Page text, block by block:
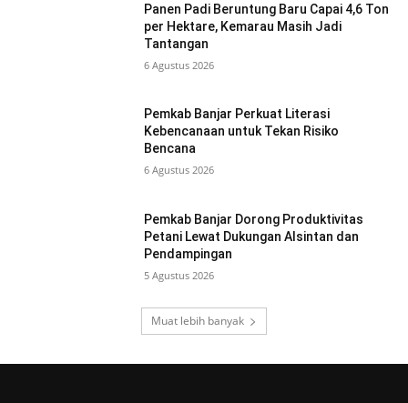
Panen Padi Beruntung Baru Capai 4,6 Ton
per Hektare, Kemarau Masih Jadi
Tantangan
6 Agustus 2026
Pemkab Banjar Perkuat Literasi
Kebencanaan untuk Tekan Risiko
Bencana
6 Agustus 2026
Pemkab Banjar Dorong Produktivitas
Petani Lewat Dukungan Alsintan dan
Pendampingan
5 Agustus 2026
Muat lebih banyak